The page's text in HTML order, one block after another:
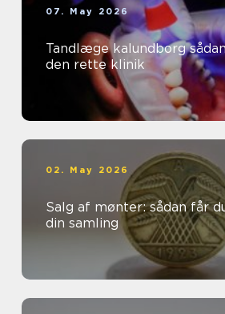
07. May 2026
Tandlæge kalundborg sådan finder du
den rette klinik
02. May 2026
Salg af mønter: sådan får
din samling